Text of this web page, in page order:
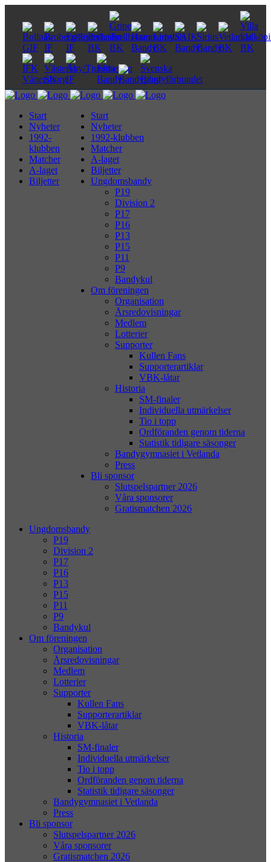
Start
Nyheter
1992-klubben
Matcher
A-laget
Biljetter
Ungdomsbandy
P19
Division 2
P17
P16
P13
P15
P11
P9
Bandykul
Om föreningen
Organisation
Årsredovisningar
Medlem
Lotterier
Supporter
Kullen Fans
Supporterartiklar
VBK-låtar
Historia
SM-finaler
Individuella utmärkelser
Tio i topp
Ordföranden genom tiderna
Statistik tidigare säsonger
Bandygymnasiet i Vetlanda
Press
Bli sponsor
Slutspelspartner 2026
Våra sponsorer
Gratismatchen 2026
Start
Nyheter
1992-
klubben
Matcher
A-laget
Biljetter
Ungdomsbandy
P19
Division 2
P17
P16
P13
P15
P11
P9
Bandykul
Om föreningen
Organisation
Årsredovisningar
Medlem
Lotterier
Supporter
Kullen Fans
Supporterartiklar
VBK-låtar
Historia
SM-finaler
Individuella utmärkelser
Tio i topp
Ordföranden genom tiderna
Statistik tidigare säsonger
Bandygymnasiet i Vetlanda
Press
Bli sponsor
Slutspelspartner 2026
Våra sponsorer
Gratismatchen 2026